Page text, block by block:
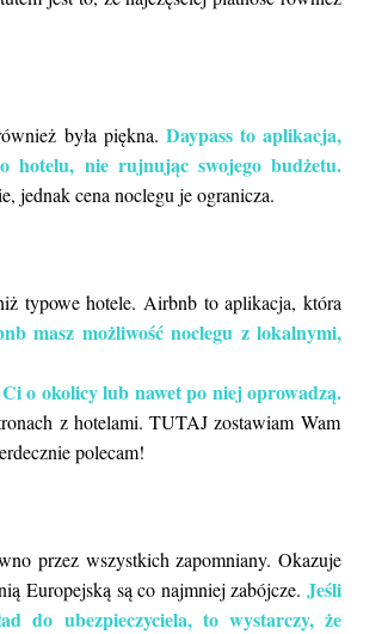
była piękna. Daypass to aplikacja,
hotelu, nie rujnując swojego budżetu.
jednak cena noclegu je ogranicza.
typowe hotele. Airbnb to aplikacja, która
masz możliwość noclegu z lokalnymi,
po niej oprowadzą.
z hotelami. TUTAJ zostawiam Wam
polecam!
przez wszystkich zapomniany. Okazuje
Europejską są co najmniej zabójcze. Jeśli
do ubezpieczyciela, to wystarczy, że